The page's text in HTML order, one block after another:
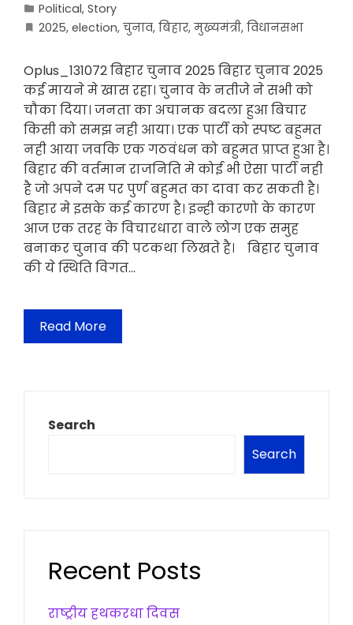
Political, Story
2025, election, चुनाव, बिहार, मुख्यमंत्री, विधानसभा
Oplus_131072 बिहार चुनाव 2025 बिहार चुनाव 2025
कई मायने मे खास रहा। चुनाव के नतीजे ने सभी को
चौका दिया। जनता का अचानक बदला हुआ बिचार
किसी को समझ नही आया। एक पार्टी को स्पष्ट बहुमत
नही आया जवकि एक गठवंधन को बहुमत प्राप्त हुआ है।
बिहार की वर्तमान राजनिति मे कोई भी ऐसा पार्टी नही
है जो अपने दम पर पुर्ण बहुमत का दावा कर सकती है।
बिहार मे इसके कई कारण है। इन्ही कारणो के कारण
आज एक तरह के विचारधारा वाले लोग एक समुह
बनाकर चुनाव की पटकथा लिखते है। बिहार चुनाव
की ये स्थिति विगत…
Read More
Search
Search
Recent Posts
राष्ट्रीय हथकरधा दिवस